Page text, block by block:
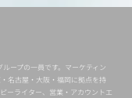
ープの一員です。マーケティン
名古屋・大阪・福岡に拠点を持
ーライター、営業・アカウントエ